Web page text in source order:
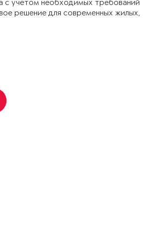
с учетом необходимых требований
решение для современных жилых,